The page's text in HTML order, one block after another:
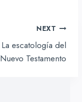
NEXT
La escatología del
Nuevo Testamento